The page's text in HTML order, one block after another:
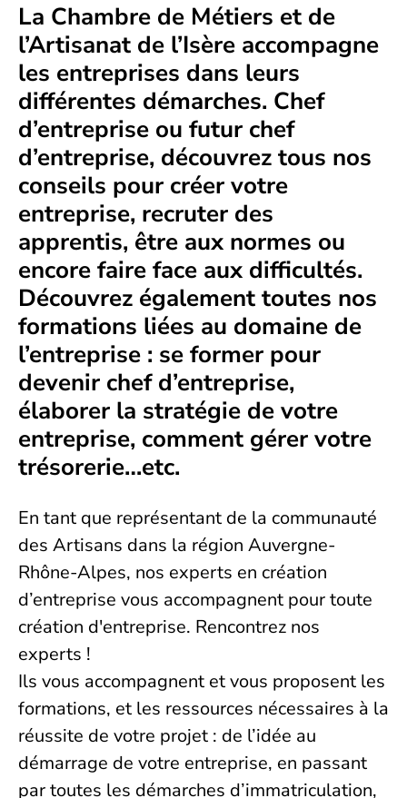
La Chambre de Métiers et de
l’Artisanat de l’Isère accompagne
les entreprises dans leurs
différentes démarches. Chef
d’entreprise ou futur chef
d’entreprise, découvrez tous nos
conseils pour créer votre
entreprise, recruter des
apprentis, être aux normes ou
encore faire face aux difficultés.
Découvrez également toutes nos
formations liées au domaine de
l’entreprise : se former pour
devenir chef d’entreprise,
élaborer la stratégie de votre
entreprise, comment gérer votre
trésorerie…etc.
En tant que représentant de la communauté
des Artisans dans la région Auvergne-
Rhône-Alpes, nos experts en création
d’entreprise vous accompagnent pour toute
création d'entreprise. Rencontrez nos
experts !
Ils vous accompagnent et vous proposent les
formations, et les ressources nécessaires à la
réussite de votre projet : de l’idée au
démarrage de votre entreprise, en passant
par toutes les démarches d’immatriculation,